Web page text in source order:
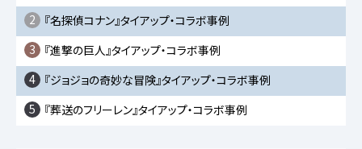
2
『名探偵コナン』タイアップ・コラボ事例
3
『進撃の巨人』タイアップ・コラボ事例
4 『ジョジョの奇妙な冒険』タイアップ・コラボ事例
5
『葬送のフリーレン』タイアップ・コラボ事例